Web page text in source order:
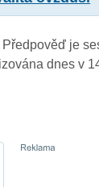
je
dnes v